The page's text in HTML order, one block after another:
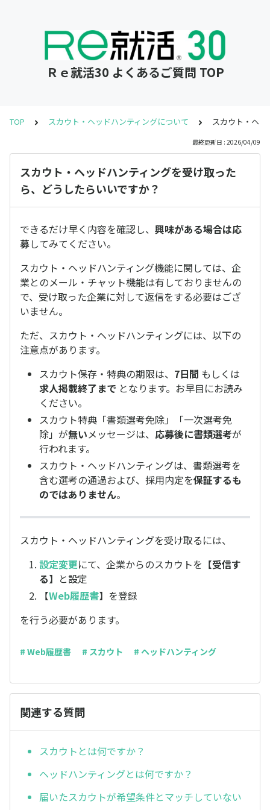
Ｒｅ就活30 よくあるご質問 TOP
TOP スカウト・ヘッドハンティングについて スカウト・ヘ
最終更新日 : 2026/04/09
スカウト・ヘッドハンティングを受け取った
ら、どうしたらいいですか？
できるだけ早く内容を確認し、 興味がある場合は応
募してみてください。
スカウト・ヘッドハンティング機能に関しては、企
業とのメール・チャット機能は有しておりませんの
で、受け取った企業に対して返信をする必要はござ
いません。
ただ、スカウト・ヘッドハンティングには、以下の
注意点があります。
スカウト保存・特典の期限は、 7日間 もしくは
求人掲載終了まで となります。お早目にお読み
ください。
スカウト特典「書類選考免除」「一次選考免
除」が無いメッセージは、 応募後に書類選考が
行われます。
スカウト・ヘッドハンティングは、書類選考を
含む選考の通過および、採用内定を保証するも
のではありません。
スカウト・ヘッドハンティングを受け取るには、
設定変更にて、企業からのスカウトを【受信す
る】と設定
【Web履歴書】を登録
を行う必要があります。
# Web履歴書 # スカウト # ヘッドハンティング
関連する質問
スカウトとは何ですか？
ヘッドハンティングとは何ですか？
届いたスカウトが希望条件とマッチしていない